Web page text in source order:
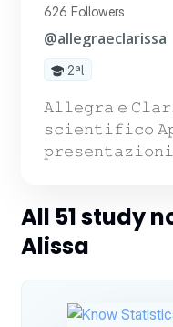
626 Followers
@allegraeclarissa
2ªl
𝙰𝚕𝚕𝚎𝚐𝚛𝚊 𝚎
𝚜𝚌𝚒𝚎𝚗𝚝𝚒𝚏𝚒𝚌𝚘
All 51 study
Alissa